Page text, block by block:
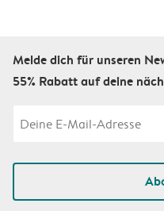
Melde dich für unseren
55% Rabatt auf deine